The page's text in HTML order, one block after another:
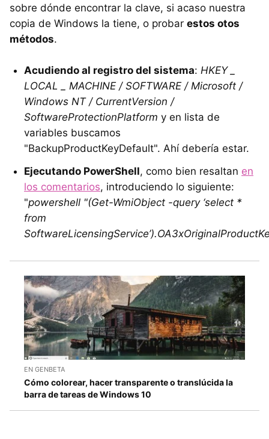
sobre dónde encontrar la clave, si acaso nuestra
copia de Windows la tiene, o probar estos otos
métodos.
Acudiendo al registro del sistema: HKEY _
LOCAL _ MACHINE / SOFTWARE / Microsoft /
Windows NT / CurrentVersion /
SoftwareProtectionPlatform y en lista de
variables buscamos
"BackupProductKeyDefault". Ahí debería estar.
Ejecutando PowerShell, como bien resaltan en
los comentarios, introduciendo lo siguiente:
"powershell "(Get-WmiObject -query ‘select *
from
EN GENBETA
Cómo colorear, hacer transparente o translúcida la
barra de tareas de Windows 10